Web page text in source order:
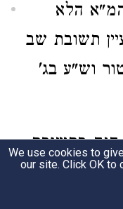
הלא
תשובת שב
וש"ע בג'
בתשובת
יאמר פ'
ולפי
We use cookies to
our site. Click OK to